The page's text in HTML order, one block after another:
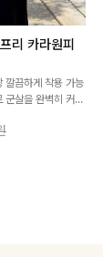
리 카라원피
깔끔하게 착용 가능
군살을 완벽히 커버